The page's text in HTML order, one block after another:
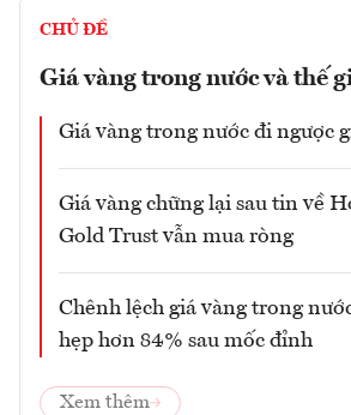
CHỦ ĐỀ
Giá vàng trong nước và thế
Giá vàng trong nước đi ngược
Giá vàng chững lại sau tin về
Gold Trust vẫn mua ròng
Chênh lệch giá vàng trong
hẹp hơn 84% sau mốc đỉnh
Xem thêm